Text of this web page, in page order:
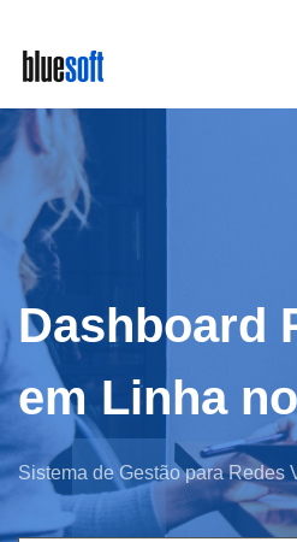
main
content
Dashboard
em Linha
Sistema de Gestão para Redes